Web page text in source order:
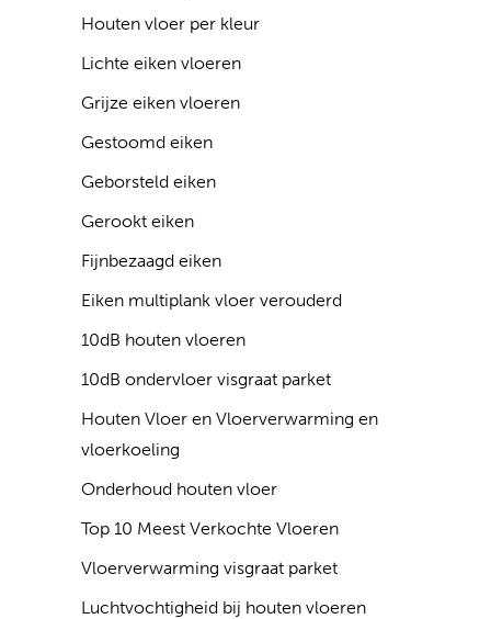
Houten vloer per kleur
Lichte eiken vloeren
Grijze eiken vloeren
Gestoomd eiken
Geborsteld eiken
Gerookt eiken
Fijnbezaagd eiken
Eiken multiplank vloer verouderd
10dB houten vloeren
10dB ondervloer visgraat parket
Houten Vloer en Vloerverwarming en
vloerkoeling
Onderhoud houten vloer
Top 10 Meest Verkochte Vloeren
Vloerverwarming visgraat parket
Luchtvochtigheid bij houten vloeren